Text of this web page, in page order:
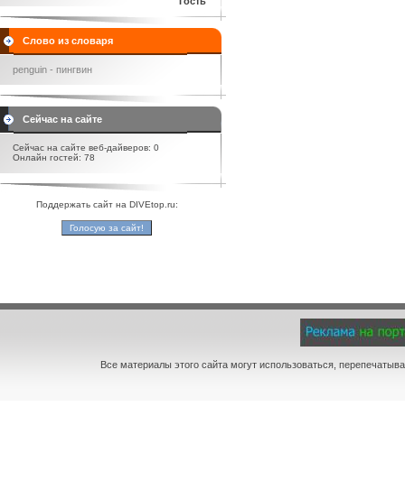
Слово из словаря
penguin - пингвин
Сейчас на сайте
Сейчас на сайте веб-дайверов: 0
Онлайн гостей: 78
Поддержать сайт на DIVEtop.ru:
Все материалы этого сайта могут использоваться,